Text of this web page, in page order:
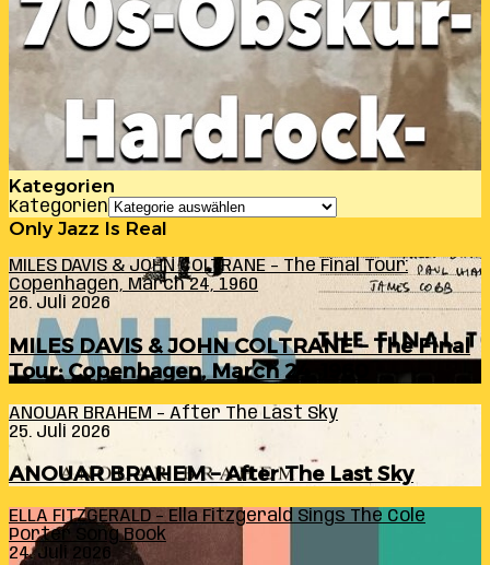
Kategorien
Kategorien
Only Jazz Is Real
MILES DAVIS & JOHN COLTRANE – The Final Tour:
Copenhagen, March 24, 1960
26. Juli 2026
MILES DAVIS & JOHN COLTRANE – The Final
Tour: Copenhagen, March 24, 1960
ANOUAR BRAHEM – After The Last Sky
25. Juli 2026
ANOUAR BRAHEM – After The Last Sky
ELLA FITZGERALD – Ella Fitzgerald Sings The Cole
Porter Song Book
24. Juli 2026